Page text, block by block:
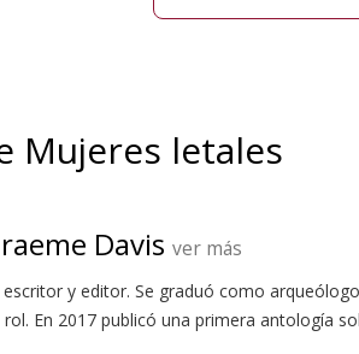
Mujeres letales
Davis ver más
escritor y editor. Se graduó como
rol. En 2017 publicó una primera antología